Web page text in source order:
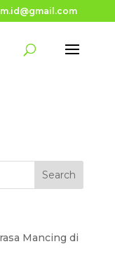
Mancing di